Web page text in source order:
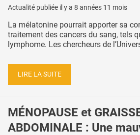
Actualité publiée il y a 8 années 11 mois
La mélatonine pourrait apporter sa
traitement des cancers du sang, tels
lymphome. Les chercheurs de
LIRE LA SUITE
MÉNOPAUSE et
ABDOMINALE : Une